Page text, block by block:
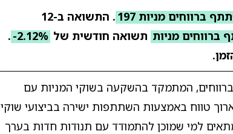
ברווחים מניות 197
. התשואה ב-12
מניות תשואה חודשית של -2.12%
.
המתמקד בהשקעה בשוקי המניות עם
טווח באמצעות השתתפות ישירה בביצועי שוקי
למי שמוכן להתמודד עם תנודות חדות בערך